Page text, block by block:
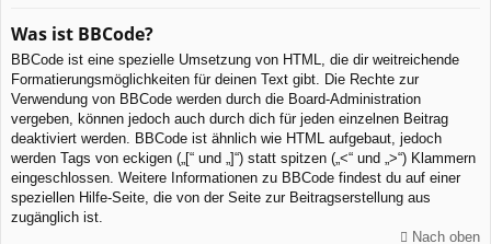
Was ist BBCode?
BBCode ist eine spezielle Umsetzung von HTML, die dir weitreichende
Formatierungsmöglichkeiten für deinen Text gibt. Die Rechte zur
Verwendung von BBCode werden durch die Board-Administration
vergeben, können jedoch auch durch dich für jeden einzelnen Beitrag
deaktiviert werden. BBCode ist ähnlich wie HTML aufgebaut, jedoch
werden Tags von eckigen („[“ und „]“) statt spitzen („<“ und „>“) Klammern
eingeschlossen. Weitere Informationen zu BBCode findest du auf einer
speziellen Hilfe-Seite, die von der Seite zur Beitragserstellung aus
zugänglich ist.
Nach oben